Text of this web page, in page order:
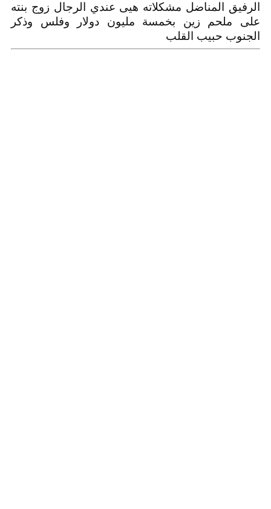
الرفيق المناضل مشكلاته هيى عندي الرجال زوج بنته
على ملحم زين بخمسة مليون دولار وفلس وذكر
الجنوب حبيب القلب